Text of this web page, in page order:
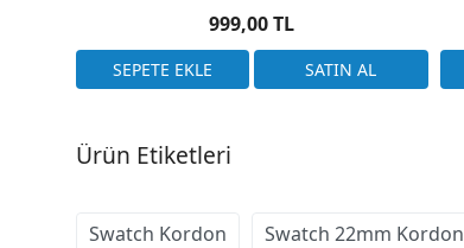
999,00 TL
Ürün Etiketleri
Swatch Kordon Swatch 22mm Kordon